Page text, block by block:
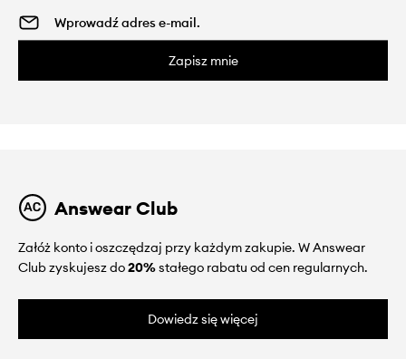
Zapisz mnie
Answear Club
Załóż konto i oszczędzaj przy każdym zakupie. W Answear
Club zyskujesz do20%stałego rabatu od cen regularnych.
Dowiedz się więcej